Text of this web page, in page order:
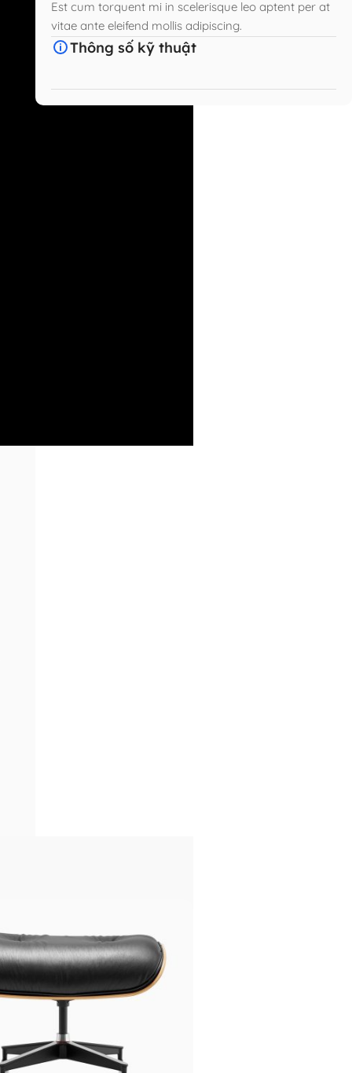
Est cum torquent mi in scelerisque leo aptent per at
vitae ante eleifend mollis adipiscing.
Thông số kỹ thuật